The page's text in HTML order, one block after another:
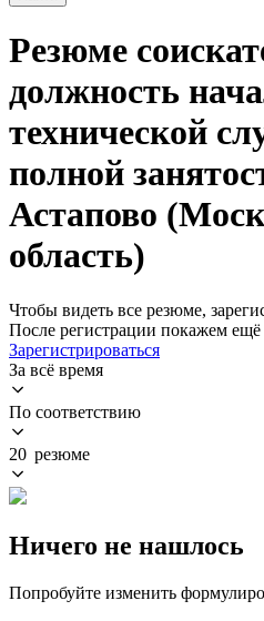
Резюме
должность
технической
полной
Астапово
область)
Чтобы видеть все резюме,
После регистрации покажем
Зарегистрироваться
За всё время
По соответствию
20 резюме
Ничего не нашлось
Попробуйте изменить